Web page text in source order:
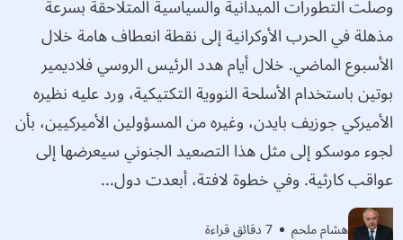
وصلت التطورات الميدانية والسياسية المتلاحقة بسرعة
مذهلة في الحرب الأوكرانية إلى نقطة انعطاف هامة خلال
الأسبوع الماضي. خلال أيام هدد الرئيس الروسي فلاديمير
بوتين باستخدام الأسلحة النووية التكتيكية، ورد عليه نظيره
الأميركي جوزيف بايدن، وغيره من المسؤولين الأميركيين، بأن
لجوء موسكو إلى مثل هذا التصعيد الجنوني سيعرضها إلى
عواقب كارثية. وفي خطوة لافتة، أبعدت دول...
هشام ملحم 7 دقائق قراءة